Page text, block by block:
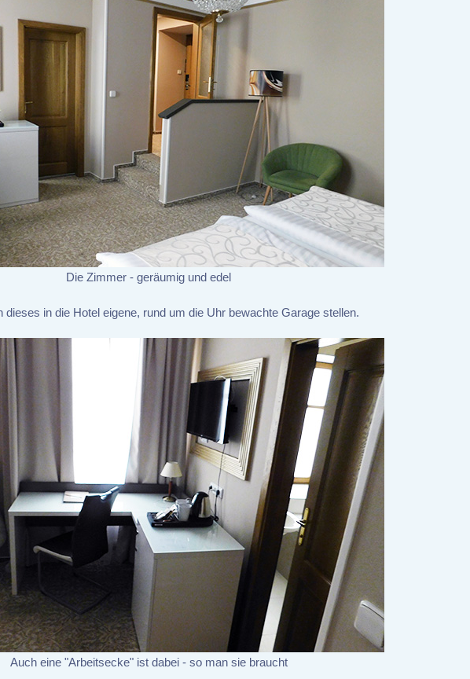
Die Zimmer - geräumig und edel
in die Hotel eigene, rund um die Uhr bewachte Garage stellen.
Auch eine "Arbeitsecke" ist dabei - so man sie braucht